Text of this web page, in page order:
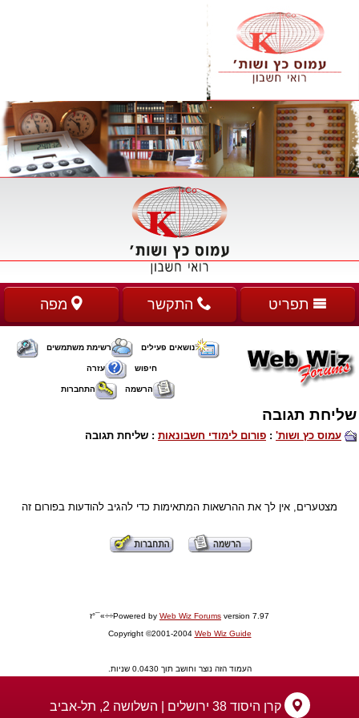
תפריט התקשר מפה
נושאים פעילים רשימת משתמשים
חיפוש עזרה
הרשמה התחברות
שליחת תגובה
עמוס כץ ושות' : פורום לימודי חשבונאות : שליחת תגובה
מצטערים, אין לך את ההרשאות המתאימות כדי להגיב להודעות בפורום זה
Powered by Web Wiz Forums version 7.97÷÷»¯°ז
Copyright ©2001-2004 Web Wiz Guide
העמוד הזה נוצר וחושב תוך 0.0430 שניות.
קרן היסוד 38 ירושלים | השלושה 2, תל-אביב